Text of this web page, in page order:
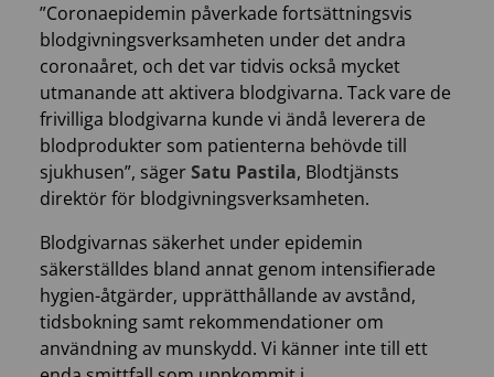
”Coronaepidemin påverkade fortsättningsvis
blodgivningsverksamheten under det andra
coronaåret, och det var tidvis också mycket
utmanande att aktivera blodgivarna. Tack vare de
frivilliga blodgivarna kunde vi ändå leverera de
blodprodukter som patienterna behövde till
sjukhusen”, sägerSatu Pastila, Blodtjänsts
direktör för blodgivningsverksamheten.
Blodgivarnas säkerhet under epidemin
säkerställdes bland annat genom intensifierade
hygien-åtgärder, upprätthållande av avstånd,
tidsbokning samt rekommendationer om
användning av munskydd. Vi känner inte till ett